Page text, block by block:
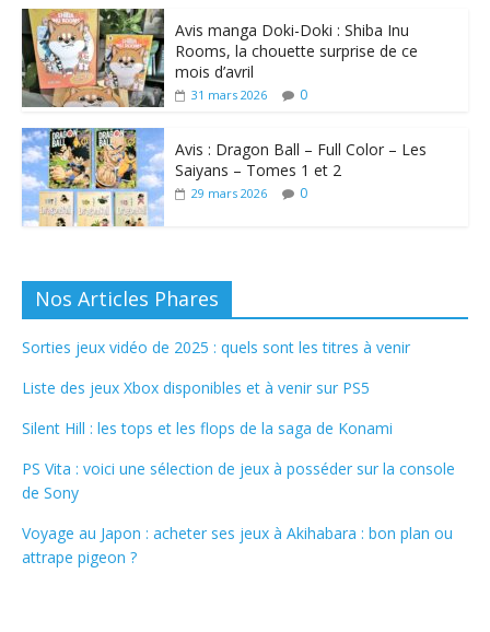
Avis manga Doki-Doki : Shiba Inu
Rooms, la chouette surprise de ce
mois d’avril
31 mars 2026 0
Avis : Dragon Ball – Full Color – Les
Saiyans – Tomes 1 et 2
29 mars 2026 0
Nos Articles Phares
Sorties jeux vidéo de 2025 : quels sont les titres à venir
Liste des jeux Xbox disponibles et à venir sur PS5
Silent Hill : les tops et les flops de la saga de Konami
PS Vita : voici une sélection de jeux à posséder sur la console
de Sony
Voyage au Japon : acheter ses jeux à Akihabara : bon plan ou
attrape pigeon ?